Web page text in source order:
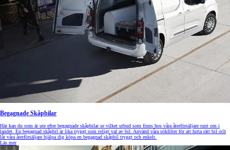
Begagnade Skåpbilar
Här kan du som är ute efter begagnade skåpbilar se vilket utbud som finns hos våra återförsäljare runt om i
landet. En begagnad skåpbil är lika tryggt som roligt val av bil. Använd våra sökfilter för att hitta rätt bil och
låt våra återförsäljare hjälpa dig köpa en begagnad skåpbil tryggt och enkelt.
Läs mer